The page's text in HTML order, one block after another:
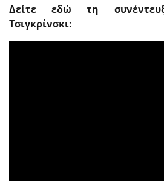
Δείτε εδώ τη
Τσιγκρίνσκι: